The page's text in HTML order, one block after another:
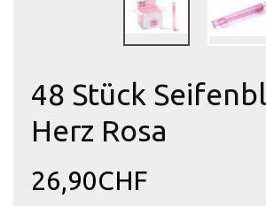
48 Stück
Herz Rosa
26,90CHF